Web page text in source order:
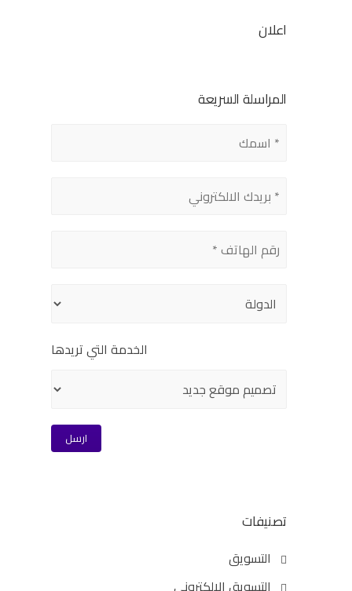
اعلان
المراسلة السريعة
الخدمة التي تريدها
تصنيفات
التسويق
التسويق الالكتروني